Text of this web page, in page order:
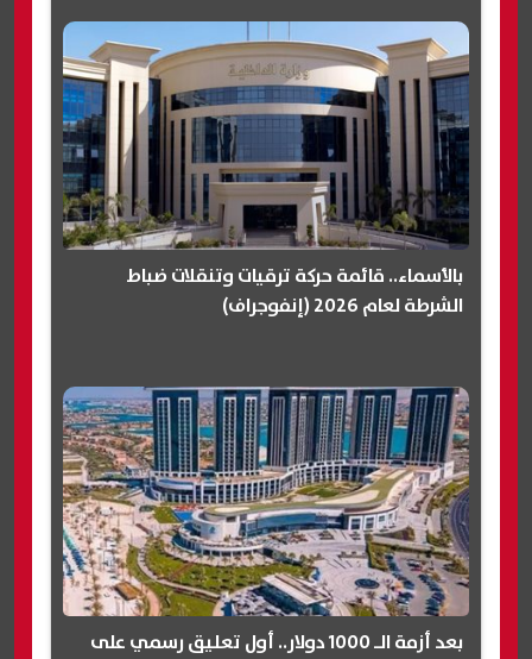
بالأسماء.. قائمة حركة ترقيات وتنقلات ضباط
الشرطة لعام 2026 (إنفوجراف)
بعد أزمة الـ 1000 دولار.. أول تعليق رسمي على